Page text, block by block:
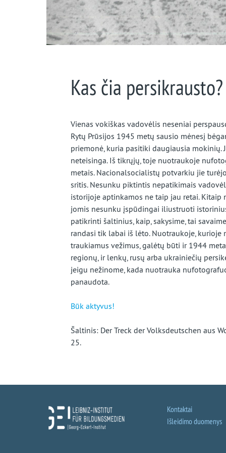
Kas čia persikrausto?
Vienas vokiškas vadovėlis neseniai
Rytų Prūsijos 1945 metų sausio mėnesį
priemonė, kuria pasitiki daugiausia mokinių.
neteisinga. Iš tikrųjų, toje nuotraukoje
metais. Nacionalsocialistų potvarkiu jie
sritis. Nesunku piktintis nepatikimais
istorijoje aptinkamos ne taip jau retai. Kitaip
jomis nesunku įspūdingai iliustruoti
patikrinti šaltinius, kaip, sakysime, tai
randasi tik labai iš lėto. Nuotraukoje, kurioje
traukiamus vežimus, galėtų būti ir 1944
regionų, ir lenkų, rusų arba ukrainiečių
jeigu nežinome, kada nuotrauka
panaudota.
Būk aktyvus!
Šaltinis: Der Treck der Volksdeutschen aus
25.
Kontaktai
Išleidimo duomenys